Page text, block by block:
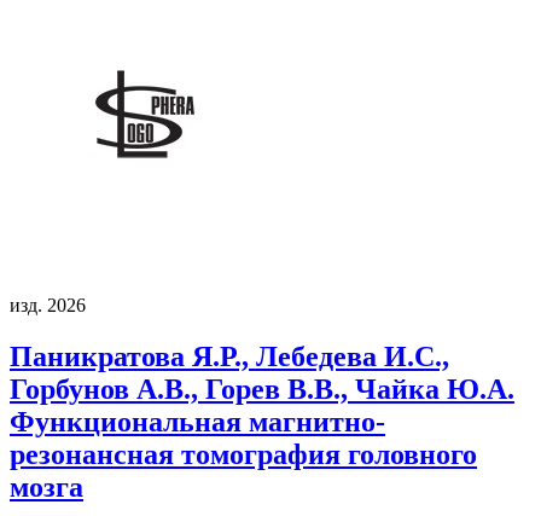
изд. 2026
Паникратова Я.Р., Лебедева И.С.,
Горбунов А.В., Горев В.В., Чайка Ю.А.
Функциональная магнитно-
резонансная томография головного
мозга